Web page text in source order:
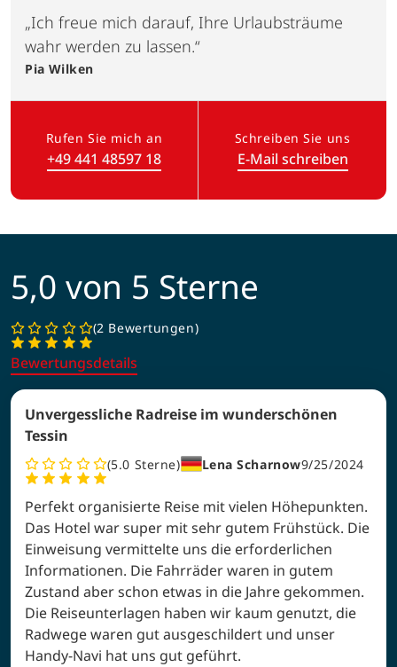
„Ich freue mich darauf, Ihre Urlaubsträume
wahr werden zu lassen.“
Pia Wilken
Rufen Sie mich an
+49 441 48597 18(Link öffnet in neuem Tab)
Schreiben Sie uns
E-Mail schreiben
5,0 von 5 Sterne
2 Bewertungen
Bewertungsdetails
Unvergessliche Radreise im wunderschönen
Tessin
5.0 Sterne Lena Scharnow9/25/2024
Perfekt organisierte Reise mit vielen Höhepunkten.
Das Hotel war super mit sehr gutem Frühstück. Die
Einweisung vermittelte uns die erforderlichen
Informationen. Die Fahrräder waren in gutem
Zustand aber schon etwas in die Jahre gekommen.
Die Reiseunterlagen haben wir kaum genutzt, die
Radwege waren gut ausgeschildert und unser
Handy-Navi hat uns gut geführt.